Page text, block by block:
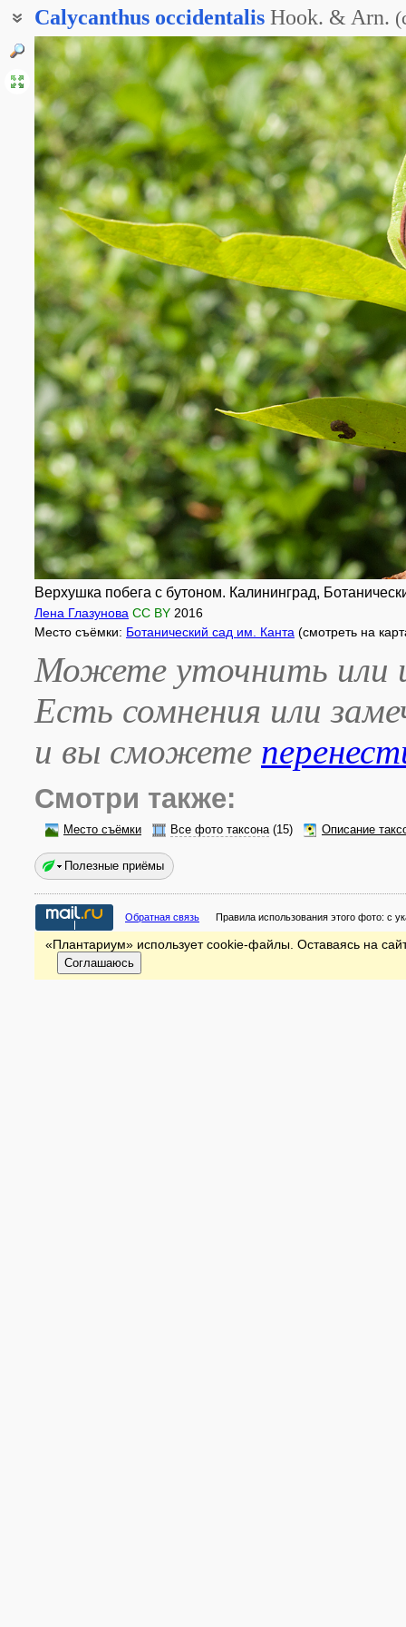
Calycanthus occidentalis Hook. & Arn. (
Чашецветник западный
Верхушка побега с бутоном. Калининград,
Лена Глазунова CC BY 2016
Место съёмки: Ботанический сад им. Канта (смотреть на
Можете уточнить или
Есть сомнения или
и вы сможете
Смотри также:
Место съёмки Все фото таксона(15) Описание
Полезные приёмы
Обратная связь Правила использования этого фото: с
«Плантариум» использует cookie-файлы. Оставаясь на
Соглашаюсь